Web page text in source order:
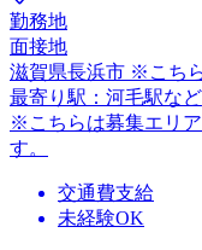
勤務地
面接地
滋賀県長浜市 ※こち
最寄り駅：河毛駅など
※こちらは募集エリ
す。
交通費支給
未経験OK